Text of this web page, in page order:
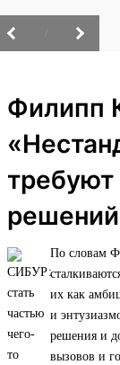
Филипп
требуют
По словам
их как
и
решения и
вызовов и